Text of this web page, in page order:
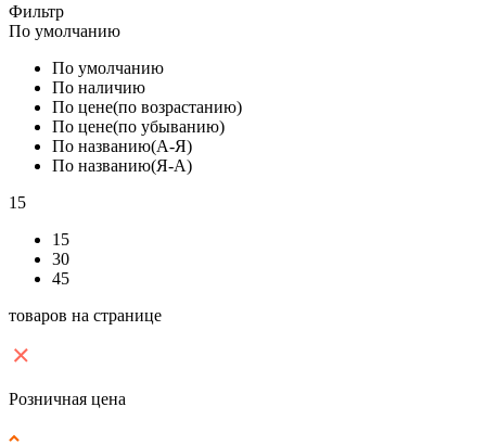
Фильтр
По умолчанию
По умолчанию
По наличию
По цене(по возрастанию)
По цене(по убыванию)
По названию(А-Я)
По названию(Я-А)
15
15
30
45
товаров на странице
Розничная цена